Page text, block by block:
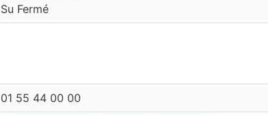
Su Fermé
01 55 44 00 00